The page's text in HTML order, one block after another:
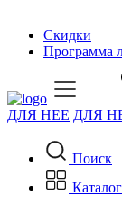
Скидки
Программа
ДЛЯ НЕЕ ДЛЯ
Поиск
Каталог